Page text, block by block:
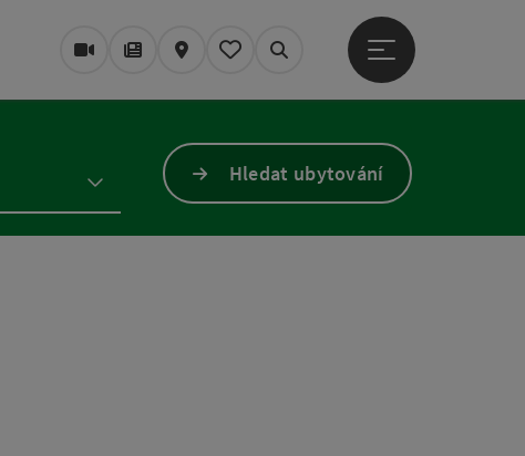
Webové kamery
Časopis/Blog
MapaZapamatované
Vyhledávání
Otevřít hlavní
Hledat ubytování